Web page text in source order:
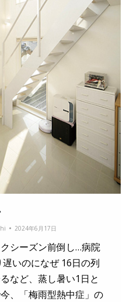
2024年6月17日
シーズン前倒し…病院
いのになぜ 16日の列
など、蒸し暑い1日と
、「梅雨型熱中症」の